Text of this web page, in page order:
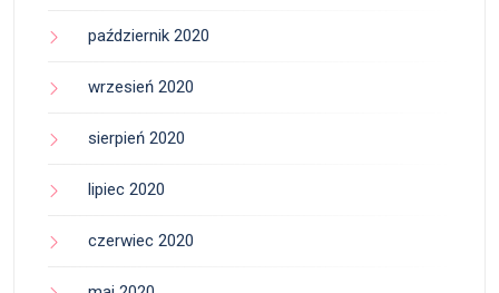
październik 2020
wrzesień 2020
sierpień 2020
lipiec 2020
czerwiec 2020